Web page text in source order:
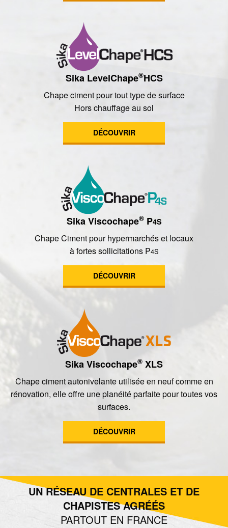
Sika LevelChape®HCS
Chape ciment pour tout type de surface
Hors chauffage au sol
DÉCOUVRIR
Sika Viscochape®P4S
Chape Ciment pour hypermarchés et locaux
à fortes sollicitations P4S
DÉCOUVRIR
Sika Viscochape® XLS
Chape ciment autonivelante utilisée en neuf comme en
rénovation, elle offre une planéité parfaite pour toutes vos
surfaces.
DÉCOUVRIR
UN RÉSEAU DE CENTRALES ET DE
CHAPISTES AGRÉÉS
PARTOUT EN FRANCE